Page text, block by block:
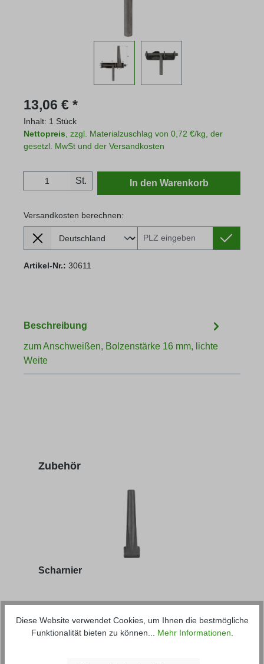
Regulärer Preis:
13,06 € *
Inhalt: 1 Stück
Nettopreis , zzgl. Materialzuschlag von 0,72 €/kg, der
gesetzl. MwSt und der Versandkosten
Produkt Anzahl: Gib den gewünschten
St. In den Warenkorb
Versandkosten berechnen:
Lieferland
Versandkosten berechnen:
Artikel-Nr.: 30611
Beschreibung
zum Anschweißen, Bolzenstärke 16 mm, lichte
Weite
Produktgalerie überspringen
Zubehör
Scharnier
Diese Website verwendet Cookies, um Ihnen die bestmögliche
Funktionalität bieten zu können... Mehr Informationen.